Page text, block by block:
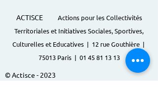
ACTISCE
Actions pour les Collectivités
Territoriales et Initiatives Sociales, Sportives,
Culturelles et Educatives | 12 rue Gouthière |
75013 Paris | 01 45 81 13 13
© Actisce - 2023